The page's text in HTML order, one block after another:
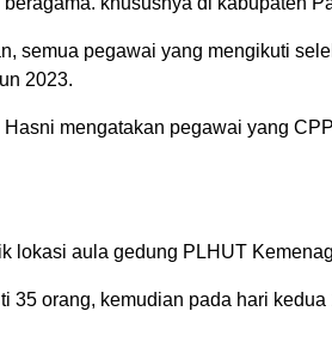
semua pegawai yang mengikuti
2023.
mengatakan pegawai yang
lokasi aula gedung PLHUT
orang, kemudian pada hari